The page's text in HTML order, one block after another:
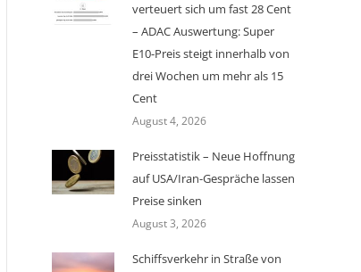
verteuert sich um fast 28 Cent
– ADAC Auswertung: Super
E10-Preis steigt innerhalb von
drei Wochen um mehr als 15
Cent
August 4, 2026
Preisstatistik – Neue Hoffnung
auf USA/Iran-Gespräche lassen
Preise sinken
August 3, 2026
Schiffsverkehr in Straße von